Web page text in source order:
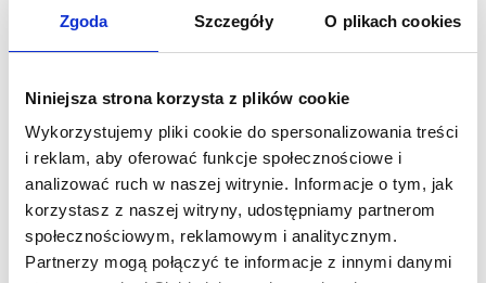
Zgoda Szczegóły O plikach cookies
Niniejsza strona korzysta z plików cookie
Wykorzystujemy pliki cookie do spersonalizowania treści
i reklam, aby oferować funkcje społecznościowe i
analizować ruch w naszej witrynie. Informacje o tym, jak
korzystasz z naszej witryny, udostępniamy partnerom
społecznościowym, reklamowym i analitycznym.
Partnerzy mogą połączyć te informacje z innymi danymi
anodowanego, co gwarantuje jej wysoką jakość oraz długi czas
pomocą taśmy silikonowej to z kolei pewność błyskawicznego
i prostego montażu wydruku. Dzięki wmontowanym żarówkom
LED cała trybunka jest idealnie doświetlona i z daleka zwraca
uwagę przechodniów.
SPECYFIKACJA:
Wymiar fizyczny lady w mm: 1030 (wys.) x 1050 (szer.) x